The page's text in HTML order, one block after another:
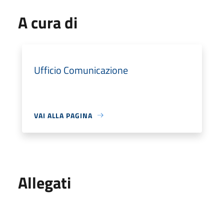
A cura di
Ufficio Comunicazione
VAI ALLA PAGINA
Allegati